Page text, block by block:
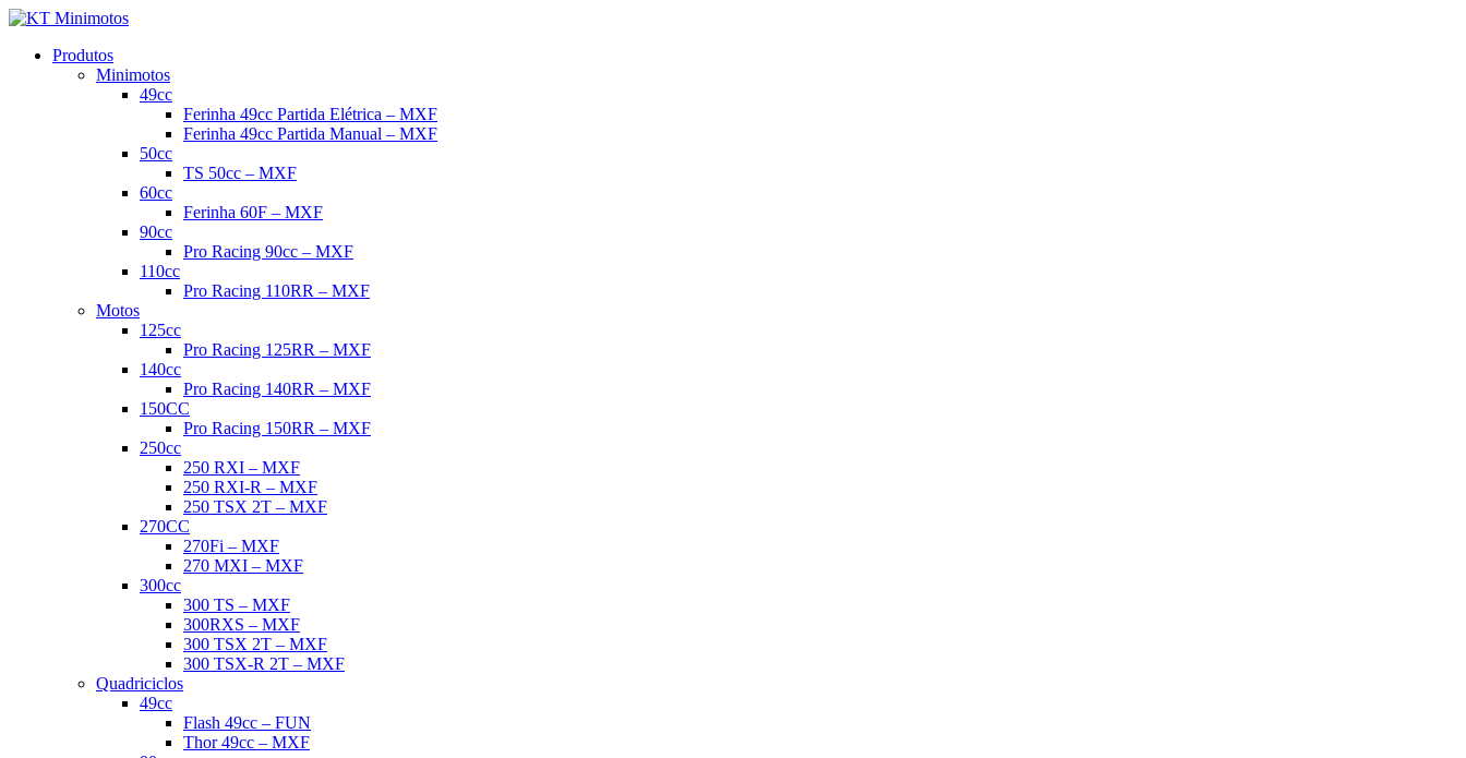
Produtos
Minimotos
49cc
Ferinha 49cc Partida Elétrica – MXF
Ferinha 49cc Partida Manual – MXF
50cc
TS 50cc – MXF
60cc
Ferinha 60F – MXF
90cc
Pro Racing 90cc – MXF
110cc
Pro Racing 110RR – MXF
Motos
125cc
Pro Racing 125RR – MXF
140cc
Pro Racing 140RR – MXF
150CC
Pro Racing 150RR – MXF
250cc
250 RXI – MXF
250 RXI-R – MXF
250 TSX 2T – MXF
270CC
270Fi – MXF
270 MXI – MXF
300cc
300 TS – MXF
300RXS – MXF
300 TSX 2T – MXF
300 TSX-R 2T – MXF
Quadriciclos
49cc
Flash 49cc – FUN
Thor 49cc – MXF